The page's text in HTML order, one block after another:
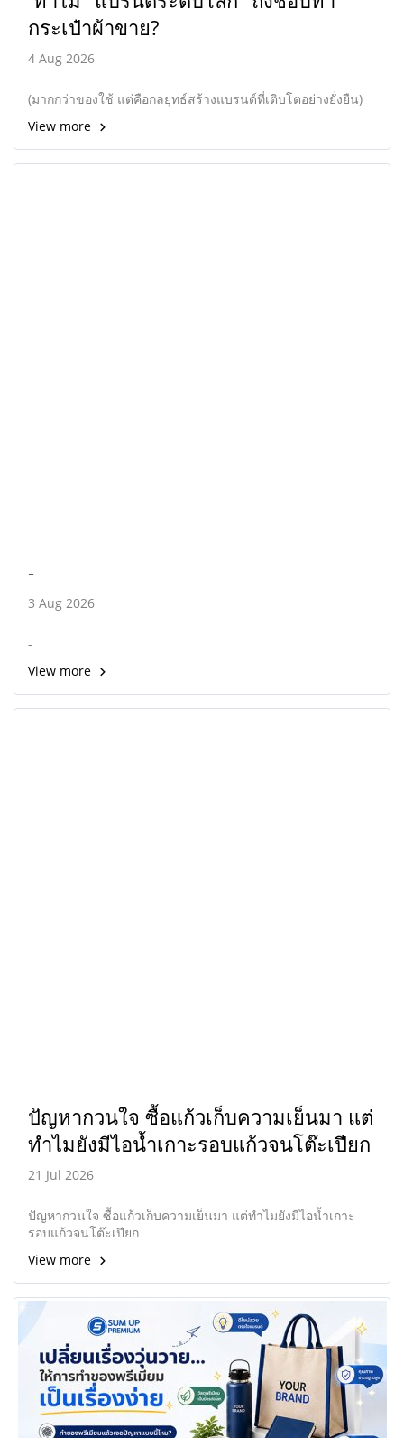
กระเป๋าผ้าขาย?
4 Aug 2026
(มากกว่าของใช้ แต่คือกลยุทธ์สร้างแบรนด์ที่เติบโตอย่างยั่งยืน)
View more
-
3 Aug 2026
-
View more
ปัญหากวนใจ ซื้อแก้วเก็บความเย็นมา แต่
ทำไมยังมีไอน้ำเกาะรอบแก้วจนโต๊ะเปียก
21 Jul 2026
ปัญหากวนใจ ซื้อแก้วเก็บความเย็นมา แต่ทำไมยังมีไอน้ำเกาะ
รอบแก้วจนโต๊ะเปียก
View more